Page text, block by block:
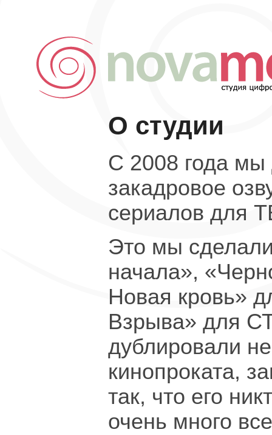
О студии
С 2008 года
закадровое
сериалов для
Это мы
начала»,
Новая кровь»
Взрыва» для
дублировали
кинопроката,
так, что его
очень много